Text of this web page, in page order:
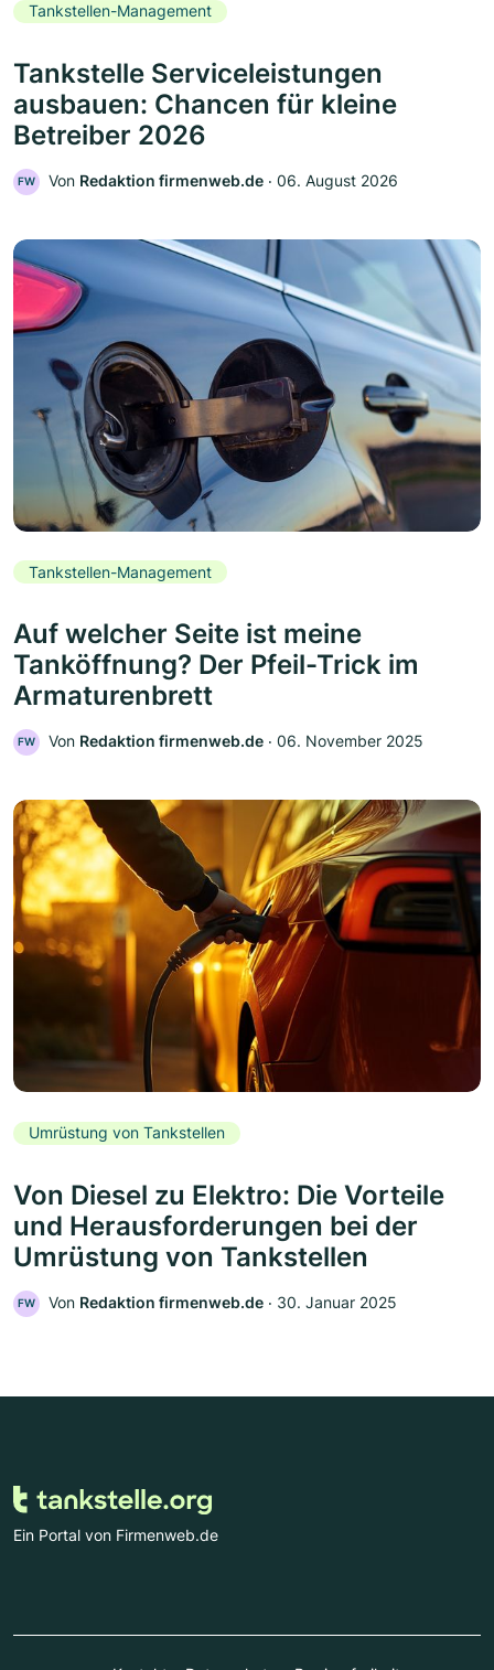
Tankstellen-Management
Tankstelle Serviceleistungen
ausbauen: Chancen für kleine
Betreiber 2026
FW Von Redaktion firmenweb.de ‧ 06. August 2026
Tankstellen-Management
Auf welcher Seite ist meine
Tanköffnung? Der Pfeil-Trick im
Armaturenbrett
FW Von Redaktion firmenweb.de ‧ 06. November 2025
Umrüstung von Tankstellen
Von Diesel zu Elektro: Die Vorteile
und Herausforderungen bei der
Umrüstung von Tankstellen
FW Von Redaktion firmenweb.de ‧ 30. Januar 2025
Ein Portal von Firmenweb.de